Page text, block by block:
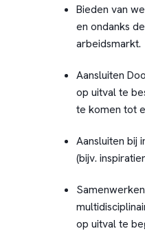
Bieden van
en ondanks
arbeidsmarkt.
Aansluiten
op uitval te
te komen tot
Aansluiten bij
(bijv.
op uitval te